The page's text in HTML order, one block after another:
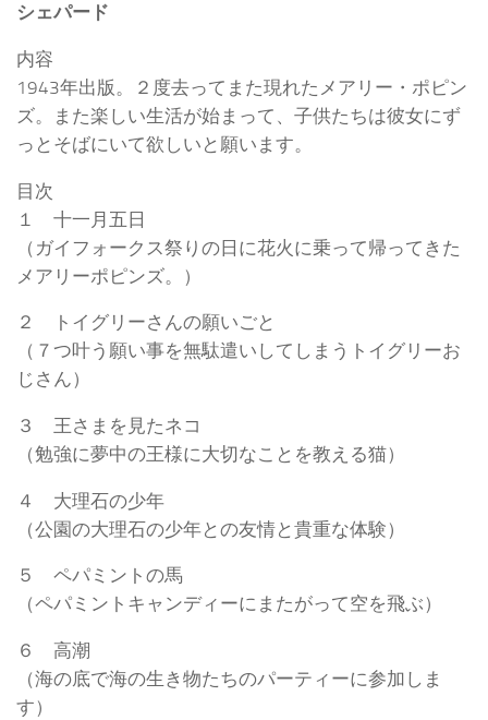
シェパード
内容
1943年出版。２度去ってまた現れたメアリー・ポピン
ズ。また楽しい生活が始まって、子供たちは彼女にず
っとそばにいて欲しいと願います。
目次
１ 十一月五日
（ガイフォークス祭りの日に花火に乗って帰ってきた
メアリーポピンズ。）
２ トイグリーさんの願いごと
（７つ叶う願い事を無駄遣いしてしまうトイグリーお
じさん）
３ 王さまを見たネコ
（勉強に夢中の王様に大切なことを教える猫）
４ 大理石の少年
（公園の大理石の少年との友情と貴重な体験）
５ ペパミントの馬
（ペパミントキャンディーにまたがって空を飛ぶ）
６ 高潮
（海の底で海の生き物たちのパーティーに参加しま
す）